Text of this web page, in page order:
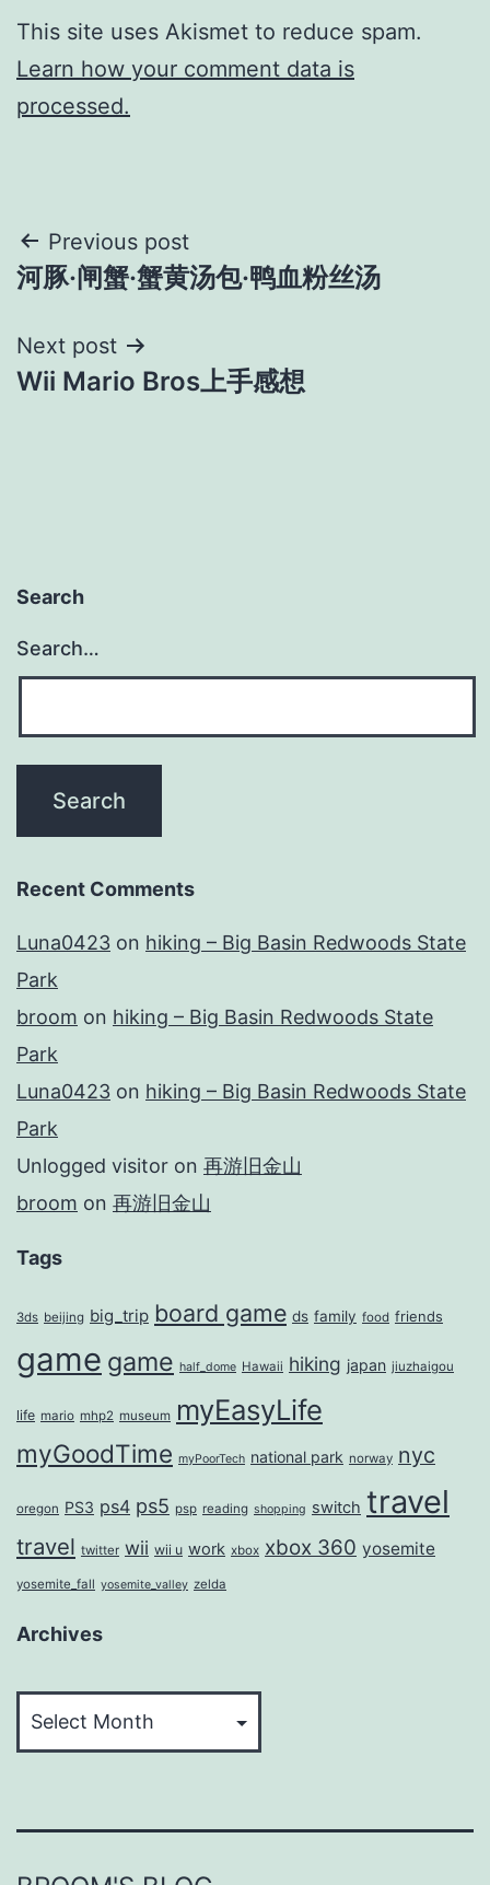
This site uses Akismet to reduce spam.
Learn how your comment data is
processed.
Post
navigation
Previous post
河豚·闸蟹·蟹黄汤包·鸭血粉丝汤
Next post
Wii Mario Bros上手感想
Search
Search…
Recent Comments
Luna0423 on hiking – Big Basin Redwoods State
Park
broom on hiking – Big Basin Redwoods State
Park
Luna0423 on hiking – Big Basin Redwoods State
Park
Unlogged visitor on 再游旧金山
broom on 再游旧金山
Tags
3ds beijing big_trip board game ds family food friends
game game half_dome Hawaii hiking japan jiuzhaigou
life mario mhp2 museum myEasyLife
myGoodTime myPoorTech national park norway nyc
oregon PS3 ps4 ps5 psp reading shopping switch travel
travel twitter wii wii u work xbox xbox 360 yosemite
yosemite_fall yosemite_valley zelda
Archives